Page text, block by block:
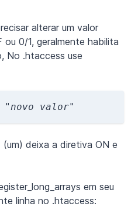
alterar um valor
0/1, geralmente habilita
No .htaccess use
valor"
(um) deixa a diretiva ON e
em seu
linha no .htaccess: